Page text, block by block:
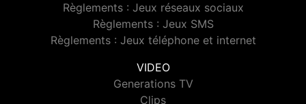
Règlements : Jeux réseaux sociaux
Règlements : Jeux SMS
Règlements : Jeux téléphone et internet
VIDEO
Generations TV
Clips